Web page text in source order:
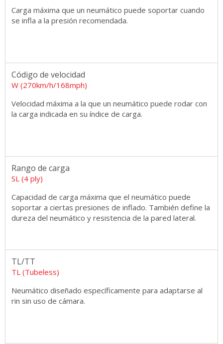
Carga máxima que un neumático puede soportar cuando
se infla a la presión recomendada.
Código de velocidad
W (270km/h/168mph)
Velocidad máxima a la que un neumático puede rodar con
la carga indicada en su índice de carga.
Rango de carga
SL (4 ply)
Capacidad de carga máxima que el neumático puede
soportar a ciertas presiones de inflado. También define la
dureza del neumático y resistencia de la pared lateral.
TL/TT
TL (Tubeless)
Neumático diseñado específicamente para adaptarse al
rin sin uso de cámara.